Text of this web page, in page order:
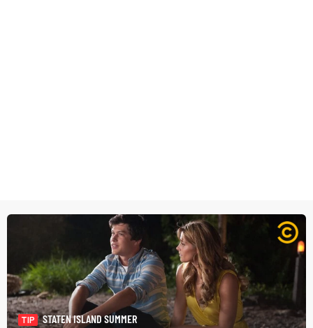
TIP
STATEN ISLAND SUMMER